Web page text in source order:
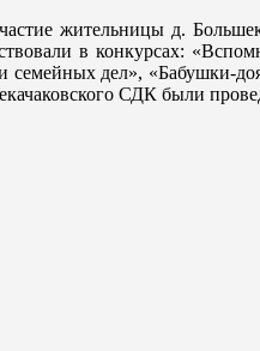
жительницы д.
в конкурсах:
дел», «Бабушки-
СДК были